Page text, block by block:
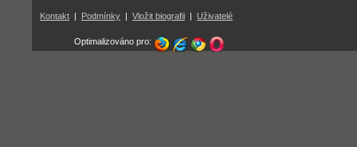
Kontakt | Podmínky | Vložit biografii | Uživatelé
Optimalizováno pro: